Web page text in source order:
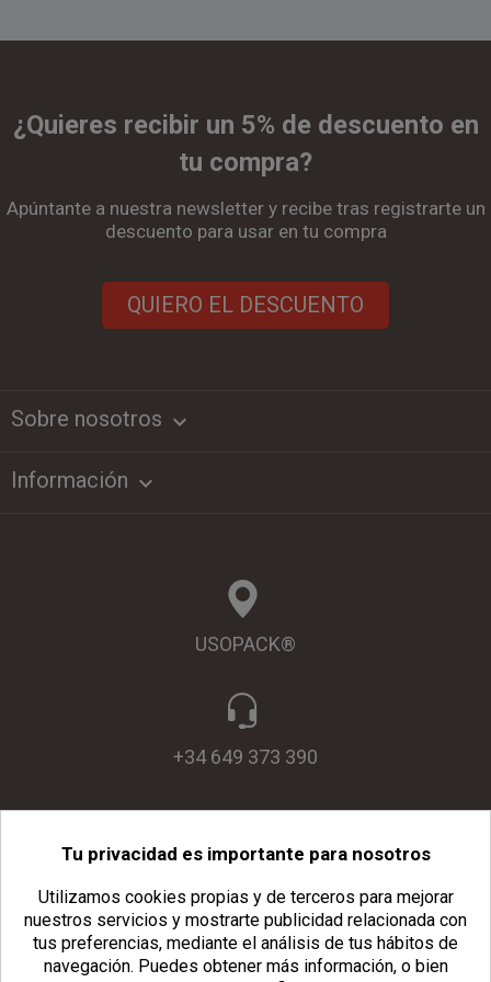
¿Quieres recibir un 5% de descuento en
tu compra?
Apúntante a nuestra newsletter y recibe tras registrarte un
descuento para usar en tu compra
QUIERO EL DESCUENTO
Sobre nosotros keyboard_arrow_down
Información 
USOPACK®
+34 649 373 390
info@usopack.com
Tu privacidad es importante para nosotros
Utilizamos cookies propias y de terceros para mejorar
nuestros servicios y mostrarte publicidad relacionada con
tus preferencias, mediante el análisis de tus hábitos de
navegación. Puedes obtener más información, o bien